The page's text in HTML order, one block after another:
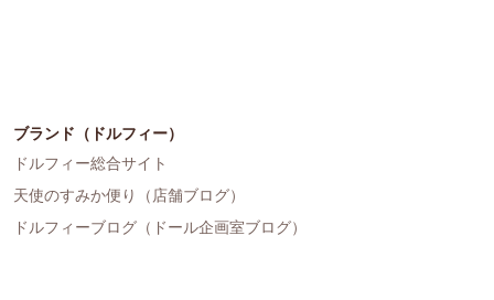
ブランド（ドルフィー）
ドルフィー総合サイト
天使のすみか便り（店舗ブログ）
ドルフィーブログ（ドール企画室ブログ）